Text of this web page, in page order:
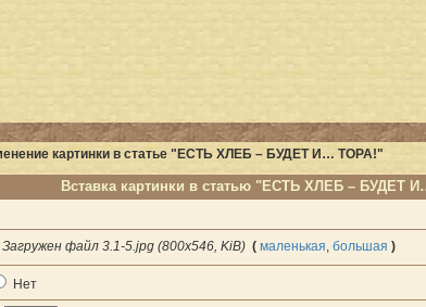
картинки в статье "ЕСТЬ ХЛЕБ – БУДЕТ И… ТОРА!"
Вставка картинки в статью "ЕСТЬ ХЛЕБ – БУДЕТ
Загружен файл 3.1-5.jpg (800x546, KiB) ( маленькая, большая )
Нет